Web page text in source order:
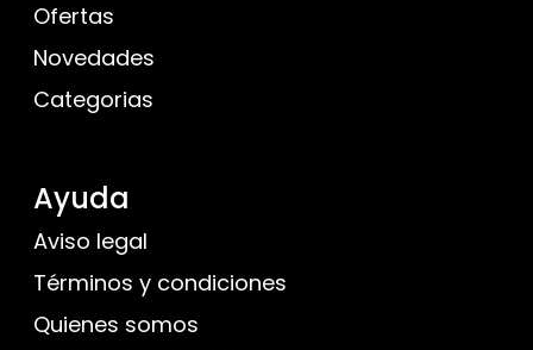
Ofertas
Novedades
Categorias
Ayuda
Aviso legal
Términos y condiciones
Quienes somos